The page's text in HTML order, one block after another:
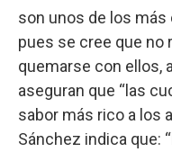
son unos de los
pues se cree que no
quemarse con ellos,
aseguran que “las
sabor más rico a los
Sánchez indica que: